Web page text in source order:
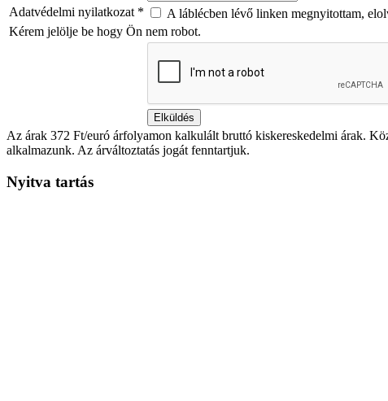
Adatvédelmi nyilatkozat *
A láblécben lévő linken megnyitottam,
Kérem jelölje be hogy Ön nem robot.
Az árak 372 Ft/euró árfolyamon kalkulált bruttó kiskereskedelmi árak.
alkalmazunk. Az árváltoztatás jogát fenntartjuk.
Nyitva tartás